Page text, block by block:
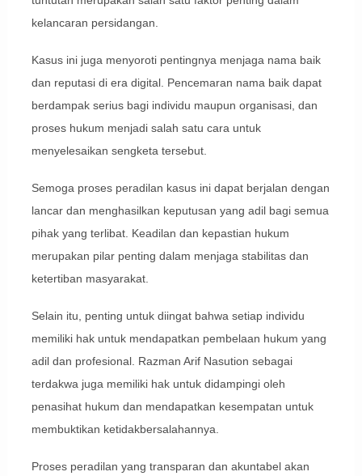
kelancaran persidangan.
Kasus ini juga menyoroti pentingnya menjaga nama baik
dan reputasi di era digital. Pencemaran nama baik dapat
berdampak serius bagi individu maupun organisasi, dan
proses hukum menjadi salah satu cara untuk
menyelesaikan sengketa tersebut.
Semoga proses peradilan kasus ini dapat berjalan dengan
lancar dan menghasilkan keputusan yang adil bagi semua
pihak yang terlibat. Keadilan dan kepastian hukum
merupakan pilar penting dalam menjaga stabilitas dan
ketertiban masyarakat.
Selain itu, penting untuk diingat bahwa setiap individu
memiliki hak untuk mendapatkan pembelaan hukum yang
adil dan profesional. Razman Arif Nasution sebagai
terdakwa juga memiliki hak untuk didampingi oleh
penasihat hukum dan mendapatkan kesempatan untuk
membuktikan ketidakbersalahannya.
Proses peradilan yang transparan dan akuntabel akan